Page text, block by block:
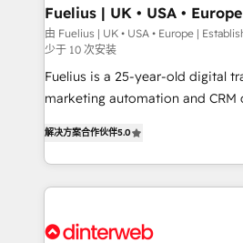
framework, meaning we've
HubSpot and vetted by the CCS,
can support public sector
other ones listed in our profile. Our services: -
HubSpot implementation - HubSpot CMS website
is there for you to: - Grow revenue, and run your
business more efficiently - Build stronger
relationships with customers - Make better
more people - Get the most out of your HubSpot
Fuelius | UK • USA •
1998
由 Fuelius | UK • USA • Europe |
少于 10 次安装
Fuelius is a 25-year-old digital
marketing automation and CRM
maximise their return from
growth. We modernise platforms, streamline
operations that are causing
supercharge revenue operations Key services: • CRM
解决方案合作伙伴5.0